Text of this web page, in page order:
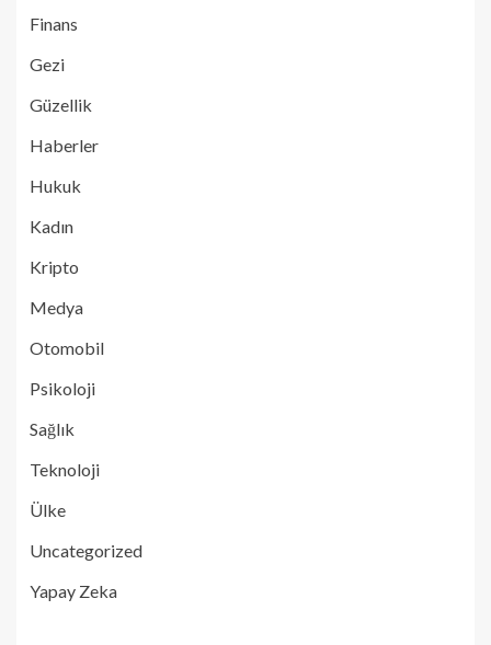
Finans
Gezi
Güzellik
Haberler
Hukuk
Kadın
Kripto
Medya
Otomobil
Psikoloji
Sağlık
Teknoloji
Ülke
Uncategorized
Yapay Zeka